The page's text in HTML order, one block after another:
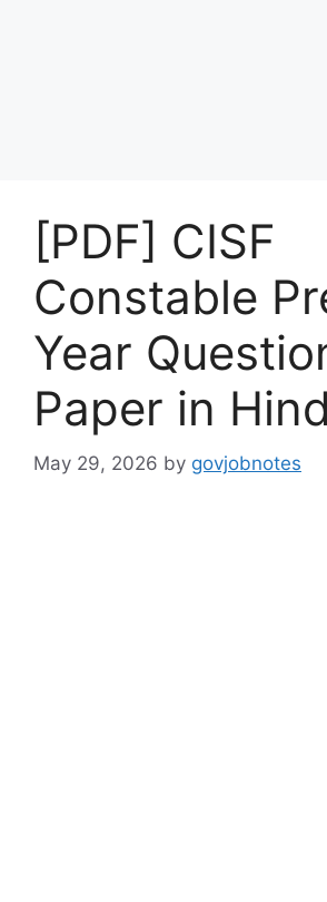
[PDF] CISF
Constable
Year
Paper in
May 29, 2026 by govjobnotes